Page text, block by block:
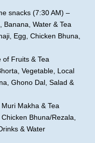
snacks (7:30 AM) –
Banana, Water & Tea
Egg, Chicken Bhuna,
Fruits & Tea
Vegetable, Local
Ghono Dal, Salad &
Makha & Tea
Bhuna/Rezala,
& Water